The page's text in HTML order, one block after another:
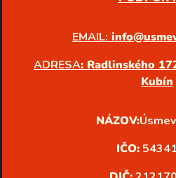
EMAIL:
ADRESA: Radlinského
Kubín
NÁZOV:
IČO: